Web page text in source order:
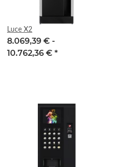
Luce X2
8.069,39 € -
10.762,36 € *